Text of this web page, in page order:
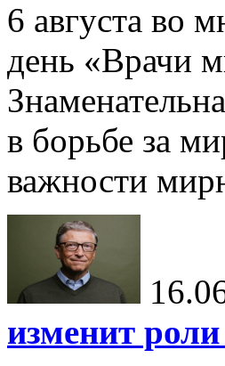
6 августа во
день «Врачи
в борьбе за
важности
изменит